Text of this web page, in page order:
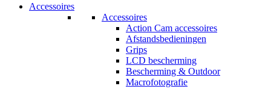
Accessoires
Accessoires
Action Cam accessoires
Afstandsbedieningen
Grips
LCD bescherming
Bescherming & Outdoor
Macrofotografie